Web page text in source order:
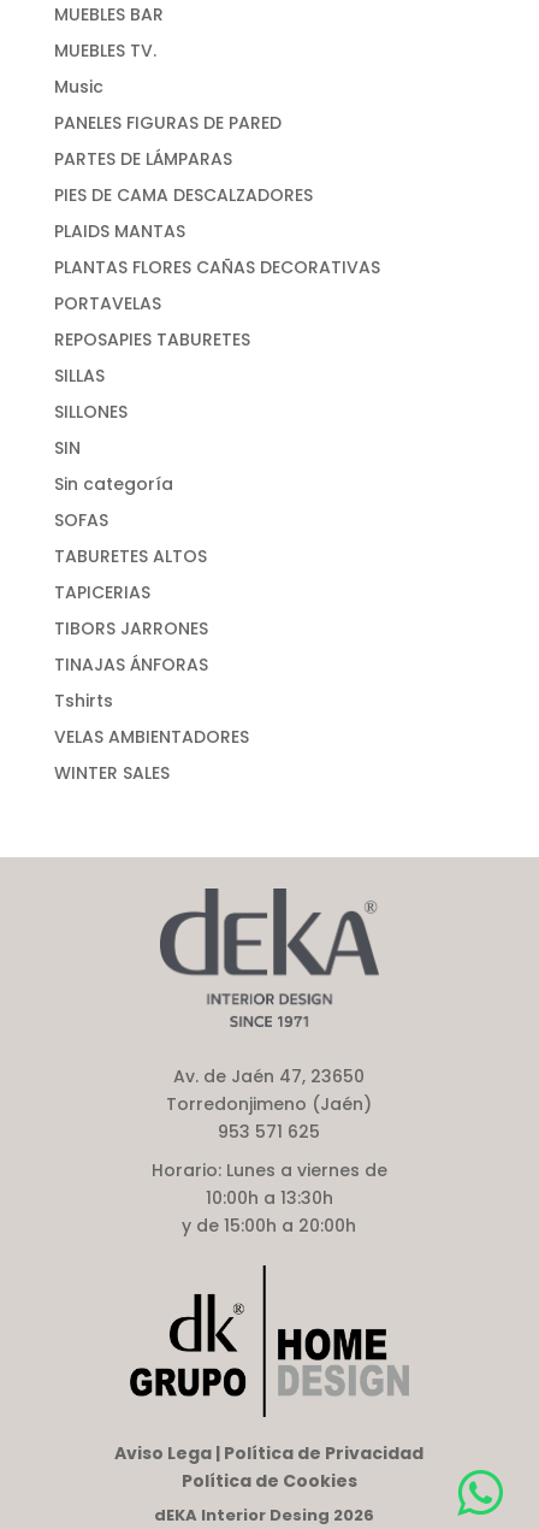
MUEBLES BAR
MUEBLES TV.
Music
PANELES FIGURAS DE PARED
PARTES DE LÁMPARAS
PIES DE CAMA DESCALZADORES
PLAIDS MANTAS
PLANTAS FLORES CAÑAS DECORATIVAS
PORTAVELAS
REPOSAPIES TABURETES
SILLAS
SILLONES
SIN
Sin categoría
SOFAS
TABURETES ALTOS
TAPICERIAS
TIBORS JARRONES
TINAJAS ÁNFORAS
Tshirts
VELAS AMBIENTADORES
WINTER SALES
Av. de Jaén 47, 23650
Torredonjimeno (Jaén)
953 571 625
Horario:Lunes a viernes de
10:00h a 13:30h
y de 15:00h a 20:00h
Aviso Lega | Política de Privacidad
Política de Cookies
dEKA Interior Desing 2026